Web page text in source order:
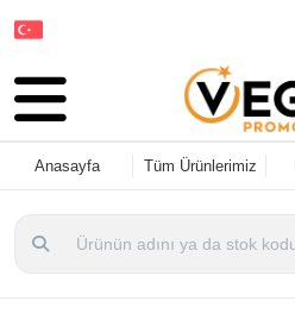
Anasayfa Tüm Ürünlerimiz